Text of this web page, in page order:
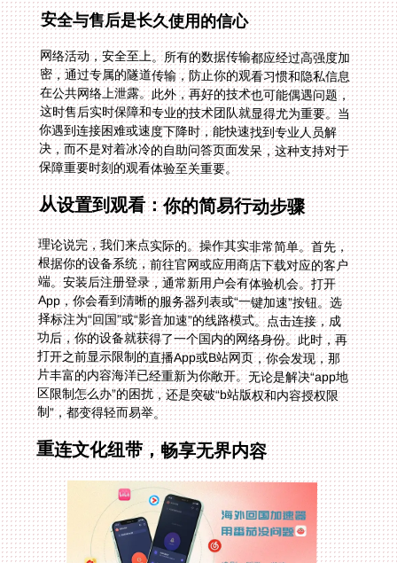
安全与售后是长久使用的信心
网络活动，安全至上。所有的数据传输都应经过高强度加
密，通过专属的隧道传输，防止你的观看习惯和隐私信息
在公共网络上泄露。此外，再好的技术也可能偶遇问题，
这时售后实时保障和专业的技术团队就显得尤为重要。当
你遇到连接困难或速度下降时，能快速找到专业人员解
决，而不是对着冰冷的自助问答页面发呆，这种支持对于
保障重要时刻的观看体验至关重要。
从设置到观看：你的简易行动步骤
理论说完，我们来点实际的。操作其实非常简单。首先，
根据你的设备系统，前往官网或应用商店下载对应的客户
端。安装后注册登录，通常新用户会有体验机会。打开
App，你会看到清晰的服务器列表或“一键加速”按钮。选
择标注为“回国”或“影音加速”的线路模式。点击连接，成
功后，你的设备就获得了一个国内的网络身份。此时，再
打开之前显示限制的直播App或B站网页，你会发现，那
片丰富的内容海洋已经重新为你敞开。无论是解决“app地
区限制怎么办”的困扰，还是突破“b站版权和内容授权限
制”，都变得轻而易举。
重连文化纽带，畅享无界内容